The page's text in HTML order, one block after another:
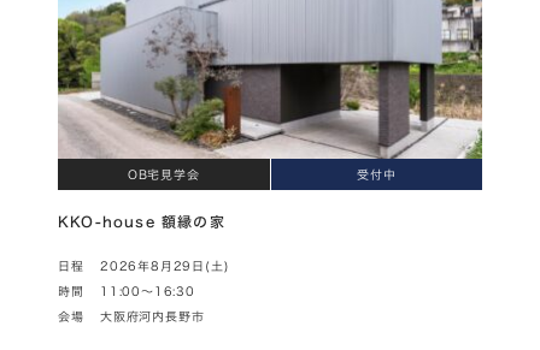
OB宅見学会 受付中
KKO-house 額縁の家
日程 2026年8月29日(土)
時間 11:00～16:30
会場 大阪府河内長野市